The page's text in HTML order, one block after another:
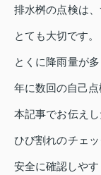
排水桝の点検は
とても大切です。
とくに降雨量が
年に数回の自己点
本記事でお伝え
ひび割れのチェ
安全に確認しやす